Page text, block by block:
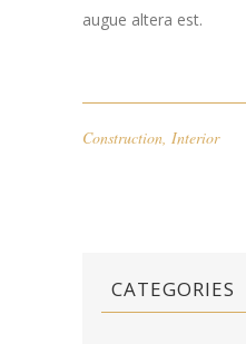
augue altera est.
Construction, Interior
CATEGORIES